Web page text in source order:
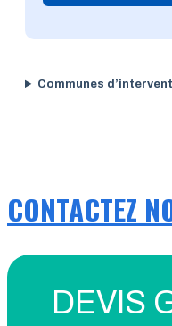
Communes
CONTACTEZ
DEVIS